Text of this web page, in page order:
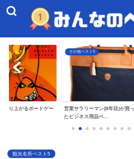
年目)が買って良かっ
ファミコンベスト5
マリオブラザーズで衝撃を受
身男性が選ぶファミ...
観光名所ベスト5